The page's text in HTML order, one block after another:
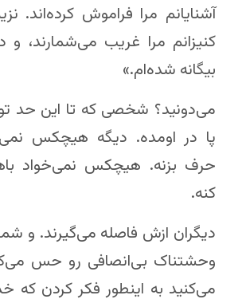
آشنایانم مرا فراموش کرده‌اند.
کنیزانم مرا غریب می‌شمارند، و
بیگانه شده‌ام.»
می‌دونید؟ شخصی که تا این حد
پا در اومده. دیگه هیچکس
حرف بزنه. هیچکس نمی‌خواد
کنه.
دیگران ازش فاصله می‌گیرند. و
وحشتناک بی‌انصافی رو حس
می‌کنید به اینطور فکر کردن که